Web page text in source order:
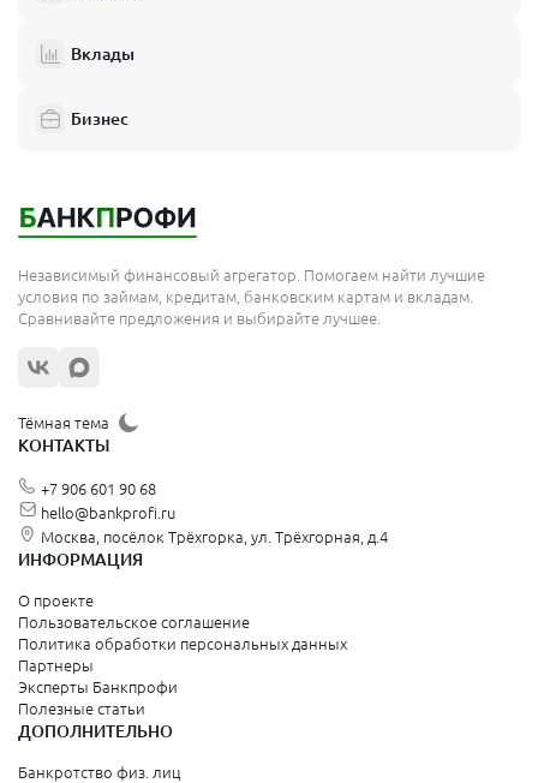
Вклады
Бизнес
Независимый финансовый агрегатор. Помогаем найти лучшие
условия по займам, кредитам, банковским картам и вкладам.
Сравнивайте предложения и выбирайте лучшее.
Тёмная тема
КОНТАКТЫ
+7 906 601 90 68
hello@bankprofi.ru
Москва, посёлок Трёхгорка, ул. Трёхгорная, д.4
ИНФОРМАЦИЯ
О проекте
Пользовательское соглашение
Политика обработки персональных данных
Партнеры
Эксперты Банкпрофи
Полезные статьи
ДОПОЛНИТЕЛЬНО
Банкротство физ. лиц